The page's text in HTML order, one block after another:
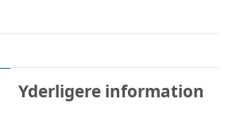
Yderligere information